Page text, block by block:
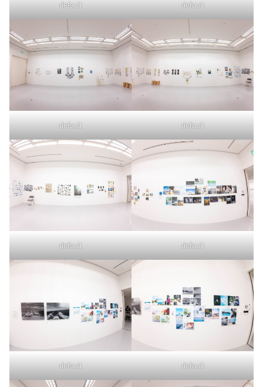
default default
default default
default default
default default